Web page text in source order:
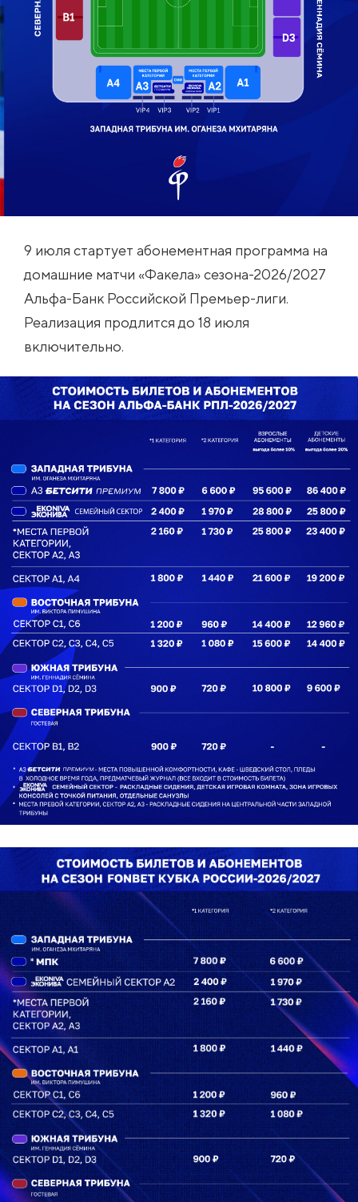
9 июля стартует абонементная программа на
домашние матчи «Факела» сезона-2026/2027
Альфа-Банк Российской Премьер-лиги.
Реализация продлится до 18 июля
включительно.